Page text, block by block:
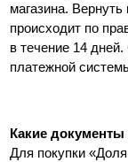
магазина.
происходит по
в течение 14
платежной
Какие
Для покупки